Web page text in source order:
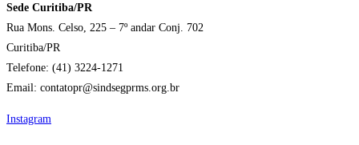
Sede Curitiba/PR
Rua Mons. Celso, 225 – 7º andar Conj. 702
Curitiba/PR
Telefone: (41) 3224-1271
Email: contatopr@sindsegprms.org.br
Instagram